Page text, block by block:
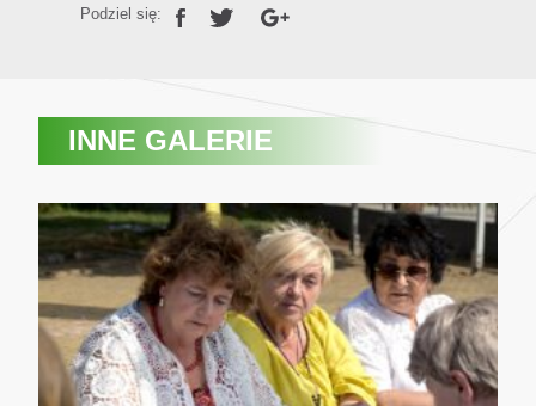
Podziel się:
INNE GALERIE